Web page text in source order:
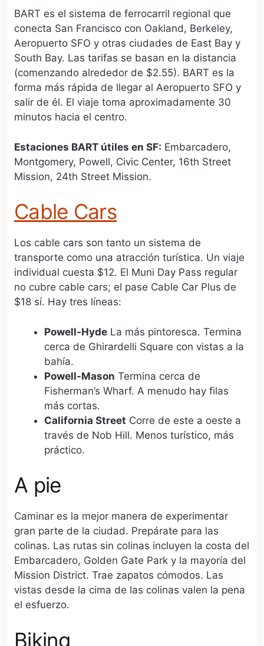
BART es el sistema de ferrocarril regional que
conecta San Francisco con Oakland, Berkeley,
Aeropuerto SFO y otras ciudades de East Bay y
South Bay. Las tarifas se basan en la distancia
(comenzando alrededor de $2.55). BART es la
forma más rápida de llegar al Aeropuerto SFO y
salir de él. El viaje toma aproximadamente 30
minutos hacia el centro.
Estaciones BART útiles en SF: Embarcadero,
Montgomery, Powell, Civic Center, 16th Street
Mission, 24th Street Mission.
Cable Cars
Los cable cars son tanto un sistema de
transporte como una atracción turística. Un viaje
individual cuesta $12. El Muni Day Pass regular
no cubre cable cars; el pase Cable Car Plus de
$18 sí. Hay tres líneas:
Powell-Hyde La más pintoresca. Termina
cerca de Ghirardelli Square con vistas a la
bahía.
Powell-Mason Termina cerca de
Fisherman’s Wharf. A menudo hay filas
más cortas.
California Street Corre de este a oeste a
través de Nob Hill. Menos turístico, más
práctico.
A pie
Caminar es la mejor manera de experimentar
gran parte de la ciudad. Prepárate para las
colinas. Las rutas sin colinas incluyen la costa del
Embarcadero, Golden Gate Park y la mayoría del
Mission District. Trae zapatos cómodos. Las
vistas desde la cima de las colinas valen la pena
el esfuerzo.
Biking